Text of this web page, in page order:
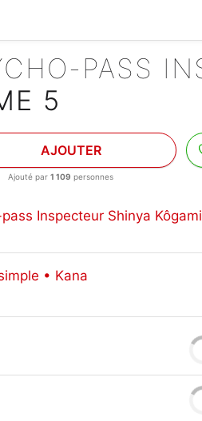
5
AJOUTER
Ajouté par1 109 personnes
Inspecteur Shinya Kôgami
• Kana